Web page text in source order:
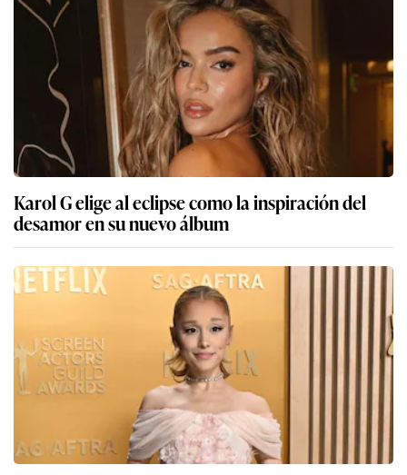
Karol G elige al eclipse como la inspiración del
desamor en su nuevo álbum